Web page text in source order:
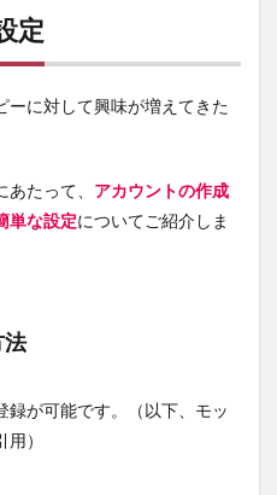
定
ーに対して興味が増えてきた
たって、 アカウントの作成
単な設定についてご紹介しま
法
録が可能です。（以下、モッ
）